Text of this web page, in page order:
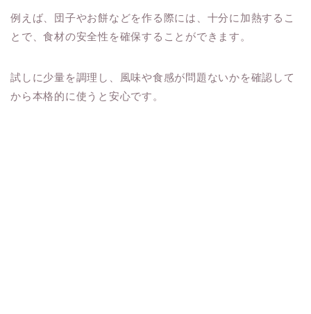
例えば、団子やお餅などを作る際には、十分に加熱するこ
とで、食材の安全性を確保することができます。
試しに少量を調理し、風味や食感が問題ないかを確認して
から本格的に使うと安心です。